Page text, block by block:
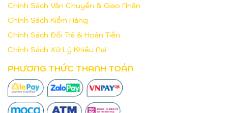
Chính Sách Vận Chuyển & Giao Nhận
Chính Sách Kiểm Hàng
Chính Sách Đổi Trả & Hoàn Tiền
Chính Sách Xử Lý Khiếu Nại
PHƯƠNG THỨC THANH TOÁN